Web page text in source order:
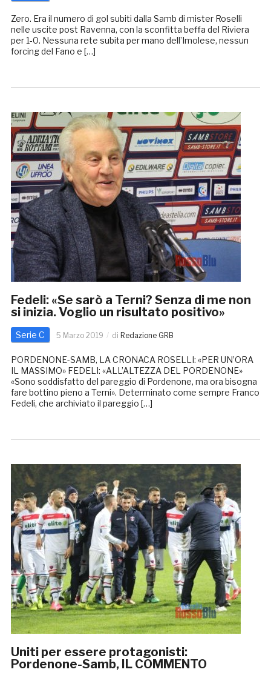
Zero. Era il numero di gol subiti dalla Samb di mister Roselli
nelle uscite post Ravenna, con la sconfitta beffa del Riviera
per 1-0. Nessuna rete subita per mano dell’Imolese, nessun
forcing del Fano e […]
Fedeli: «Se sarò a Terni? Senza di me non
si inizia. Voglio un risultato positivo»
Serie C 5 Marzo 2019 di Redazione GRB
PORDENONE-SAMB, LA CRONACA ROSELLI: «PER UN’ORA
IL MASSIMO» FEDELI: «ALL’ALTEZZA DEL PORDENONE»
«Sono soddisfatto del pareggio di Pordenone, ma ora bisogna
fare bottino pieno a Terni». Determinato come sempre Franco
Fedeli, che archiviato il pareggio […]
Uniti per essere protagonisti:
Pordenone-Samb, IL COMMENTO